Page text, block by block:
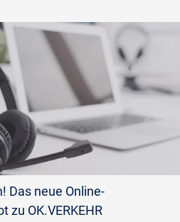
Das neue Online-
zu OK.VERKEHR